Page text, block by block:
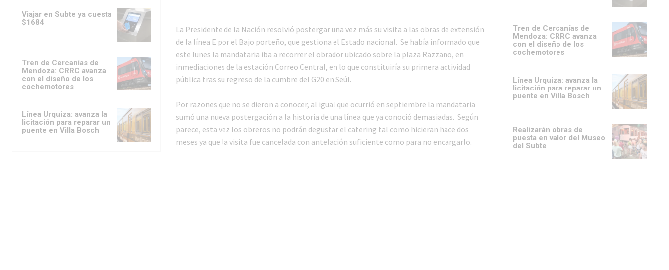
Viajar en Subte ya cuesta
$1684
Tren de Cercanías de
Mendoza: CRRC avanza
con el diseño de los
cochemotores
Línea Urquiza: avanza la
licitación para reparar un
puente en Villa Bosch
La Presidente de la Nación resolvió postergar una vez más su visita a las obras de extensión
de la línea E por el Bajo porteño, que gestiona el Estado nacional. Se había informado que
este lunes la mandataria iba a recorrer el obrador ubicado sobre la plaza Razzano, en
inmediaciones de la estación Correo Central, en lo que constituiría su primera actividad
pública tras su regreso de la cumbre del G20 en Seúl.
Por razones que no se dieron a conocer, al igual que ocurrió en septiembre la mandataria
sumó una nueva postergación a la historia de una línea que ya conoció demasiadas. Según
parece, esta vez los obreros no podrán degustar el catering tal como hicieran hace dos
meses ya que la visita fue cancelada con antelación suficiente como para no encargarlo.
Tren de Cercanías de
Mendoza: CRRC avanza
con el diseño de los
cochemotores
Línea Urquiza: avanza la
licitación para reparar un
puente en Villa Bosch
Realizarán obras de
puesta en valor del Museo
del Subte